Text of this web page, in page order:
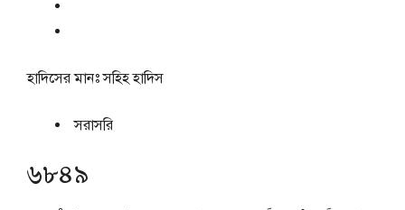
হাদিসের মানঃসহিহ হাদিস
সরাসরি
৬৮৪৯